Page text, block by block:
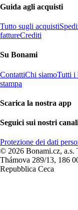
Guida agli acquisti
Tutto sugli acquisti
fattureCrediti
Su Bonami
ContattiChi siamoTutti i
stampa
Scarica la nostra app
Seguici sui nostri
Protezione dei dati
© 2026 Bonami.cz, a.s.
Thámova 289/13, 186
Repubblica Ceca